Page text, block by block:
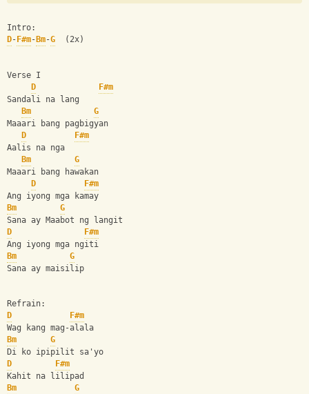
Intro:
D- F#m- Bm-G
  (2x)
Verse I
D
F#m
Sandali na lang
Bm
G
Maaari bang pagbigyan
D
F#m
Aalis na nga
Bm
G
Maaari bang hawakan
D
F#m
Ang iyong mga kamay
Bm
G
Sana ay Maabot ng langit
D
F#m
Ang iyong mga ngiti
Bm
G
Sana ay maisilip
Refrain:
D
F#m
Wag kang mag-alala
Bm
G
Di ko ipipilit sa'yo
D
F#m
Kahit na lilipad
Bm
G